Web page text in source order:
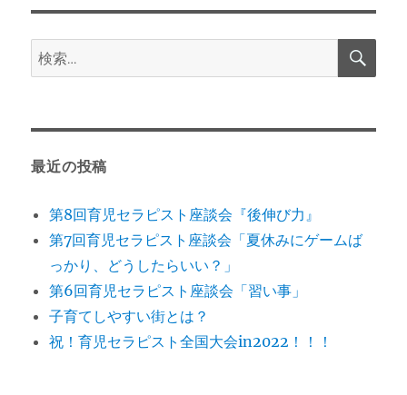
検
索:
検
最近の投稿
第8回育児セラピスト座談会『後伸び力』
第7回育児セラピスト座談会「夏休みにゲームば
っかり、どうしたらいい？」
第6回育児セラピスト座談会「習い事」
子育てしやすい街とは？
祝！育児セラピスト全国大会in2022！！！